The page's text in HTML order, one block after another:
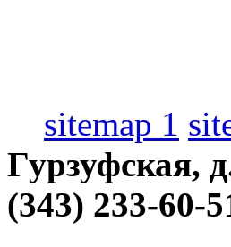
sitemap 1
Гурзуфская,
(343) 233-60-